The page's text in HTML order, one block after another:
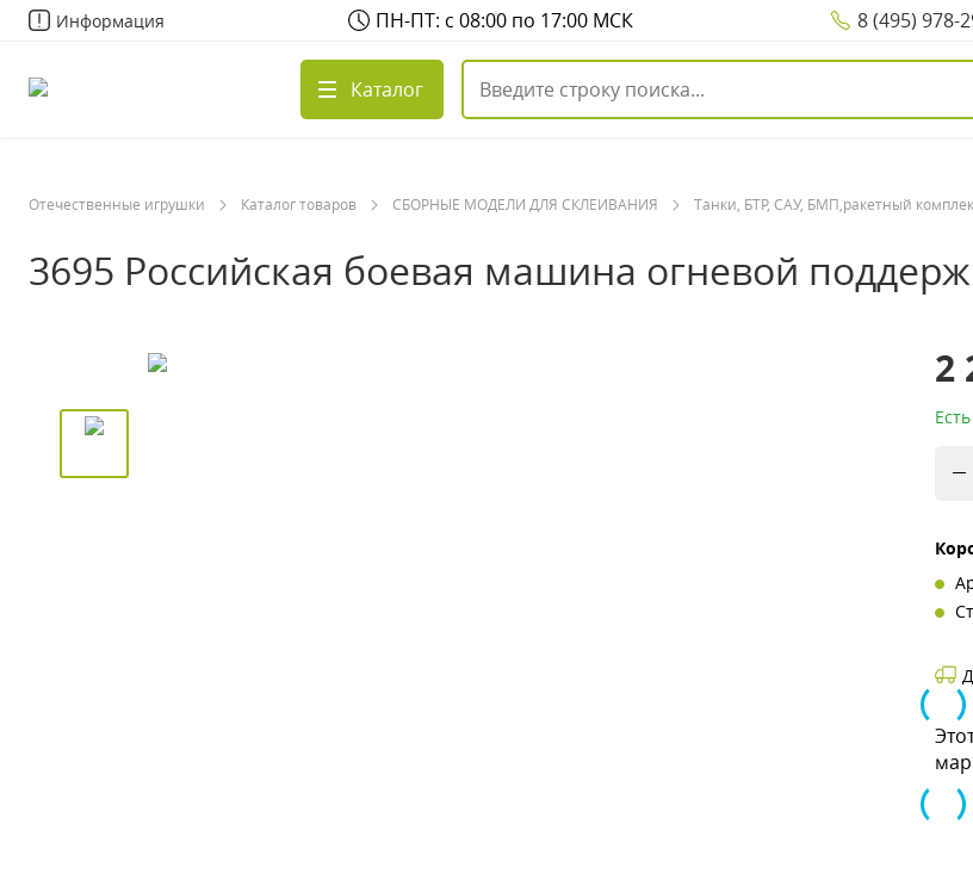
Информация ПН-ПТ: с 08:00 по 17:00 МСК 8 (495) 978-
Каталог
Отечественные игрушки Каталог товаров СБОРНЫЕ МОДЕЛИ ДЛЯ СКЛЕИВАНИЯ Танки, БТР, САУ, БМП,ракетный
3695 Российская боевая машина огневой
2